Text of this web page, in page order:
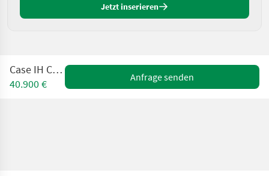
Jetzt inserieren
Case IH CVX 150
40.900 €
Anfrage senden